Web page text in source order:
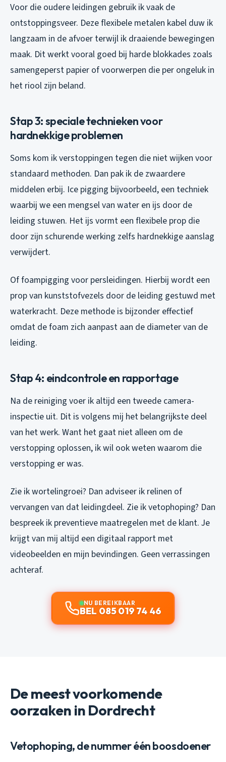
Voor die oudere leidingen gebruik ik vaak de
ontstoppingsveer. Deze flexibele metalen kabel duw ik
langzaam in de afvoer terwijl ik draaiende bewegingen
maak. Dit werkt vooral goed bij harde blokkades zoals
samengeperst papier of voorwerpen die per ongeluk in
het riool zijn beland.
Stap 3: speciale technieken voor
hardnekkige problemen
Soms kom ik verstoppingen tegen die niet wijken voor
standaard methoden. Dan pak ik de zwaardere
middelen erbij. Ice pigging bijvoorbeeld, een techniek
waarbij we een mengsel van water en ijs door de
leiding stuwen. Het ijs vormt een flexibele prop die
door zijn schurende werking zelfs hardnekkige aanslag
verwijdert.
Of foampigging voor persleidingen. Hierbij wordt een
prop van kunststofvezels door de leiding gestuwd met
waterkracht. Deze methode is bijzonder effectief
omdat de foam zich aanpast aan de diameter van de
leiding.
Stap 4: eindcontrole en rapportage
Na de reiniging voer ik altijd een tweede camera-
inspectie uit. Dit is volgens mij het belangrijkste deel
van het werk. Want het gaat niet alleen om de
verstopping oplossen, ik wil ook weten waarom die
verstopping er was.
Zie ik wortelingroei? Dan adviseer ik relinen of
vervangen van dat leidingdeel. Zie ik vetophoping? Dan
bespreek ik preventieve maatregelen met de klant. Je
krijgt van mij altijd een digitaal rapport met
videobeelden en mijn bevindingen. Geen verrassingen
achteraf.
NU BEREIKBAAR
BEL 085 019 74 46
De meest voorkomende
oorzaken in Dordrecht
Vetophoping, de nummer één boosdoener